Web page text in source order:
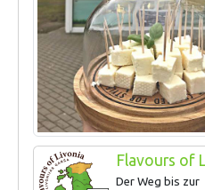
Flavours of
Der Weg bis zur